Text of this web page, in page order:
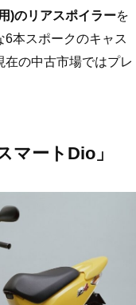
)のリアスポイラーを
本スポークのキャス
在の中古市場ではプレ
マートDio」